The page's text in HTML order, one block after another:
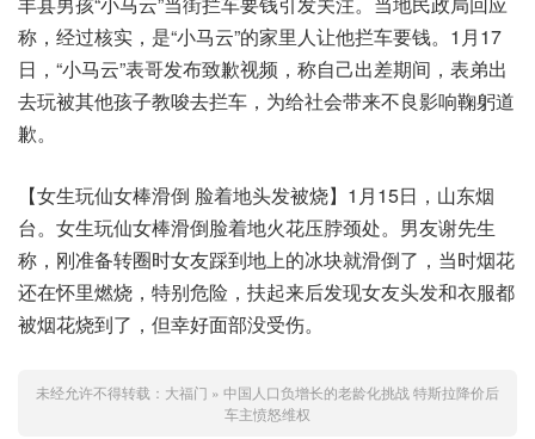
称，经过核实，是“小马云”的家里人让他拦车要钱。1月17
日，“小马云”表哥发布致歉视频，称自己出差期间，表弟出
去玩被其他孩子教唆去拦车，为给社会带来不良影响鞠躬道
歉。
【女生玩仙女棒滑倒 脸着地头发被烧】1月15日，山东烟
台。女生玩仙女棒滑倒脸着地火花压脖颈处。男友谢先生
称，刚准备转圈时女友踩到地上的冰块就滑倒了，当时烟花
还在怀里燃烧，特别危险，扶起来后发现女友头发和衣服都
被烟花烧到了，但幸好面部没受伤。
未经允许不得转载： 大福门 » 中国人口负增长的老龄化挑战 特斯拉降价后
车主愤怒维权